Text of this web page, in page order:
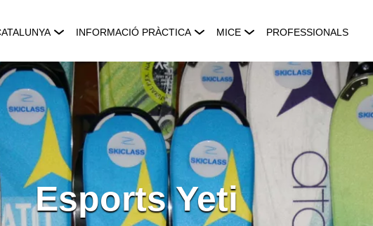
INFORMACIÓ PRÀCTICA MICE PROFESSIONALS
Esports Yeti